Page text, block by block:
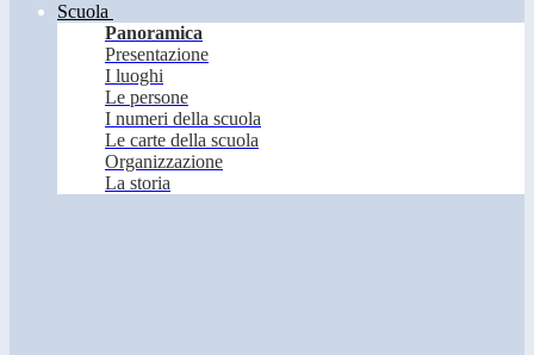
Scuola
Panoramica
Presentazione
I luoghi
Le persone
I numeri della scuola
Le carte della scuola
Organizzazione
La storia